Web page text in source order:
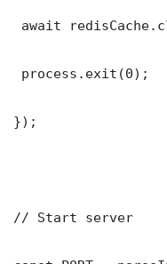
await
process.exit(0);
});
// Start server